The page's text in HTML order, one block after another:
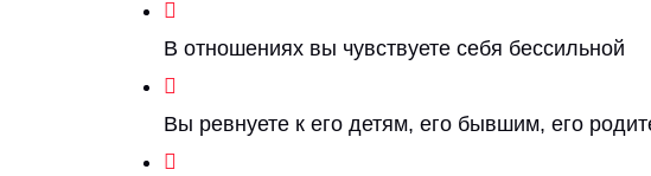
В отношениях вы чувствуете себя бессильной
Вы ревнуете к его детям, его бывшим, его